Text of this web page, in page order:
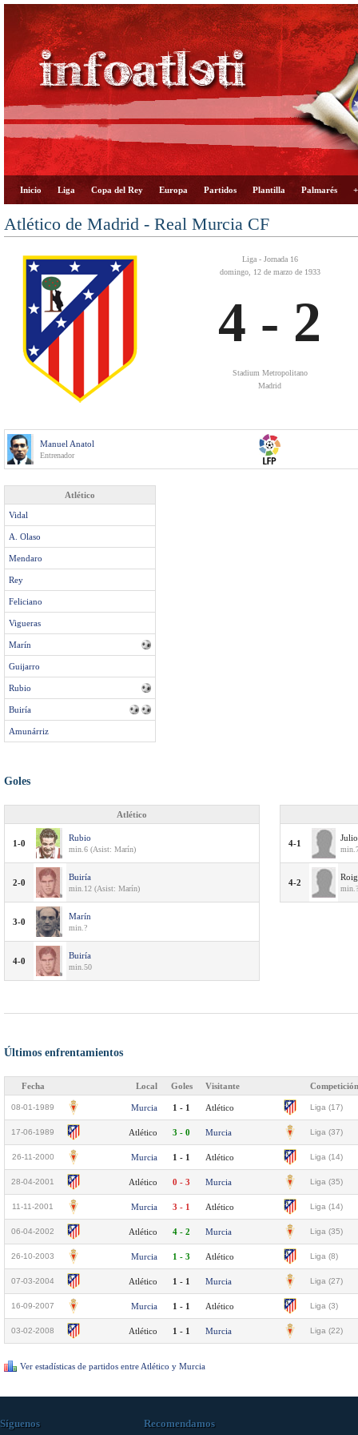
Inicio Liga Copa del Rey Europa Partidos Plantilla Palmarés
Atlético de Madrid - Real Murcia CF
Liga - Jornada 16
domingo, 12 de marzo de 1933
4 - 2
Stadium Metropolitano
Madrid
Manuel Anatol
Entrenador
Atlético
Vidal
A. Olaso
Mendaro
Rey
Feliciano
Vigueras
Marín
Guijarro
Rubio
Buiría
Amunárriz
Goles
Atlético
1-0
Rubio
min.6 (Asist: Marín)
2-0
Buiría
min.12 (Asist: Marín)
3-0
Marín
min.?
4-0
Buiría
min.50
4-1
Julio
4-2
Roig
min.?
Últimos enfrentamientos
Fecha Local Goles Visitante Competición
08-01-1989 Murcia 1 - 1 Atlético Liga (17)
17-06-1989 Atlético 3 - 0 Murcia Liga (37)
26-11-2000 Murcia 1 - 1 Atlético Liga (14)
28-04-2001 Atlético 0 - 3 Murcia Liga (35)
11-11-2001 Murcia 3 - 1 Atlético Liga (14)
06-04-2002 Atlético 4 - 2 Murcia Liga (35)
26-10-2003 Murcia 1 - 3 Atlético Liga (8)
07-03-2004 Atlético 1 - 1 Murcia Liga (27)
16-09-2007 Murcia 1 - 1 Atlético Liga (3)
03-02-2008 Atlético 1 - 1 Murcia Liga (22)
Ver estadísticas de partidos entre Atlético y Murcia
Síguenos Recomendamos